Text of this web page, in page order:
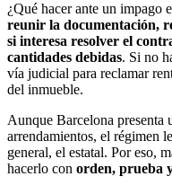
¿Qué hacer ante un impago
reunir la documentación,
si interesa resolver el
cantidades debidas. Si no
vía judicial para reclamar
del inmueble.
Aunque Barcelona presenta
arrendamientos, el régimen
general, el estatal. Por eso,
hacerlo con orden, prueba